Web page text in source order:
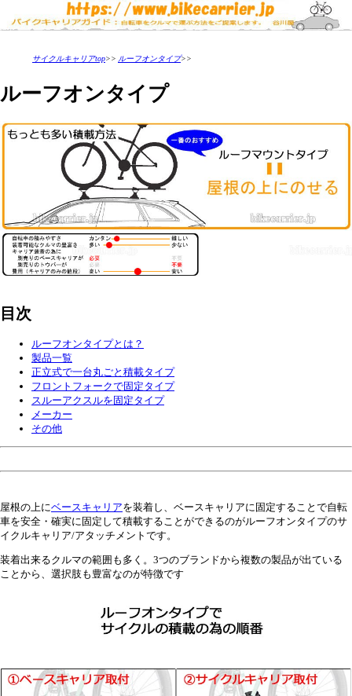
サイクルキャリアtop>> ルーフオンタイプ>>
ルーフオンタイプ
目次
ルーフオンタイプとは？
製品一覧
正立式で一台丸ごと積載タイプ
フロントフォークで固定タイプ
スルーアクスルを固定タイプ
メーカー
その他
屋根の上にベースキャリアを装着し、ベースキャリアに固定することで自転
車を安全・確実に固定して積載することができるのがルーフオンタイプのサ
イクルキャリア/アタッチメントです。
装着出来るクルマの範囲も多く。3つのブランドから複数の製品が出ている
ことから、選択肢も豊富なのが特徴です